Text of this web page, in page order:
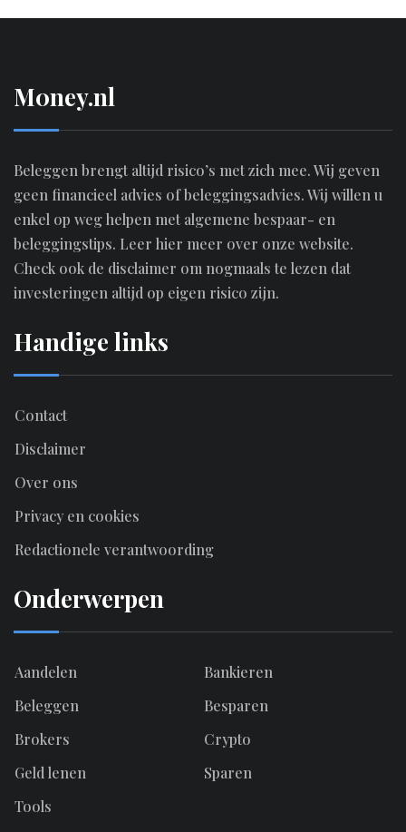
M0ney.nl
Beleggen brengt altijd risico’s met zich mee. Wij geven
geen financieel advies of beleggingsadvies. Wij willen u
enkel op weg helpen met algemene bespaar- en
beleggingstips. Leer hier meer over onze website.
Check ook de disclaimer om nogmaals te lezen dat
investeringen altijd op eigen risico zijn.
Handige links
Contact
Disclaimer
Over ons
Privacy en cookies
Redactionele verantwoording
Onderwerpen
Aandelen
Bankieren
Beleggen
Besparen
Brokers
Crypto
Geld lenen
Sparen
Tools